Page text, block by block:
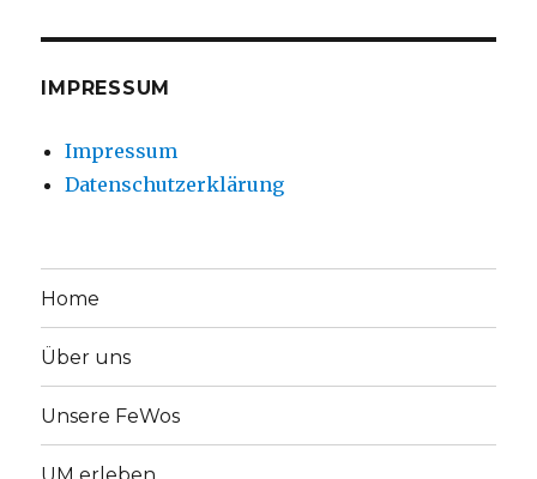
IMPRESSUM
Impressum
Datenschutzerklärung
Home
Über uns
Unsere FeWos
UM erleben